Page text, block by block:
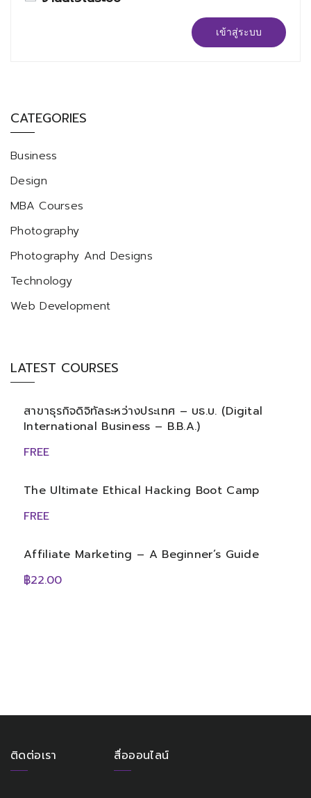
เข้าสู่ระบบ
CATEGORIES
Business
Design
MBA Courses
Photography
Photography And Designs
Technology
Web Development
LATEST COURSES
สาขาธุรกิจดิจิทัลระหว่างประเทศ – บธ.บ. (Digital
International Business – B.B.A.)
FREE
The Ultimate Ethical Hacking Boot Camp
FREE
Affiliate Marketing – A Beginner’s Guide
฿22.00
ติดต่อเรา สื่อออนไลน์